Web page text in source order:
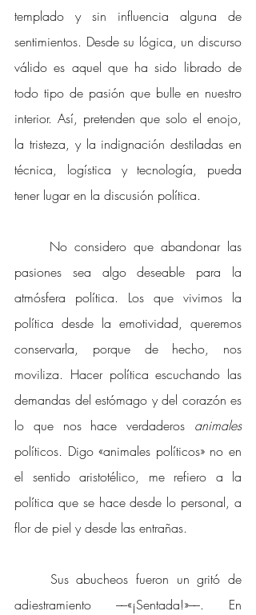
templado y sin influencia alguna de
sentimientos. Desde su lógica, un discurso
válido es aquel que ha sido librado de
todo tipo de pasión que bulle en nuestro
interior. Así, pretenden que solo el enojo,
la tristeza, y la indignación destiladas en
técnica, logística y tecnología, pueda
tener lugar en la discusión política.
No considero que abandonar las
pasiones sea algo deseable para la
atmósfera política. Los que vivimos la
política desde la emotividad, queremos
conservarla, porque de hecho, nos
moviliza. Hacer política escuchando las
demandas del estómago y del corazón es
lo que nos hace verdaderos
animales
políticos. Digo «animales políticos» no en
el sentido aristotélico, me refiero a la
política que se hace desde lo personal, a
flor de piel y desde las entrañas.
Sus abucheos fueron un gritó de
adiestramiento ––«¡Sentada!»––. En